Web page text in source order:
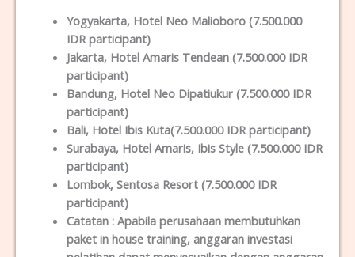
Yogyakarta, Hotel Neo Malioboro (7.500.000
IDR participant)
Jakarta, Hotel Amaris Tendean (7.500.000 IDR
participant)
Bandung, Hotel Neo Dipatiukur (7.500.000 IDR
participant)
Bali, Hotel Ibis Kuta(7.500.000 IDR participant)
Surabaya, Hotel Amaris, Ibis Style (7.500.000 IDR
participant)
Lombok, Sentosa Resort (7.500.000 IDR
participant)
Catatan :Apabila perusahaan membutuhkan
paket in house training, anggaran investasi